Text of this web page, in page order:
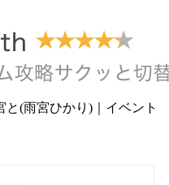
と(雨宮ひかり)｜イベント